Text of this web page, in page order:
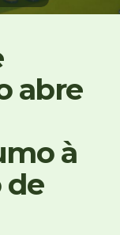
abre
à
de